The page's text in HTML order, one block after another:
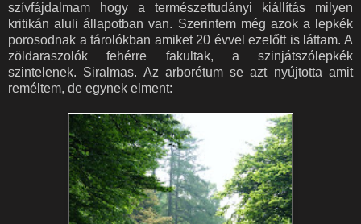
szívfájdalmam hogy a természettudányi kiállítás milyen
kritikán aluli állapotban van. Szerintem még azok a lepkék
porosodnak a tárolókban amiket 20 évvel ezelőtt is láttam. A
zöldaraszolók fehérre fakultak, a szinjátszólepkék
szintelenek. Siralmas. Az arborétum se azt nyújtotta amit
reméltem, de egynek elment: